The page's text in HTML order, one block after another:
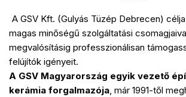
A GSV Kft. (Gulyás Tüzép Debrecen)
magas minőségű szolgáltatási
megvalósításig professzionálisan
felújítók igényeit.
A GSV Magyarország egyik vezető
kerámia forgalmazója, már 1991-től